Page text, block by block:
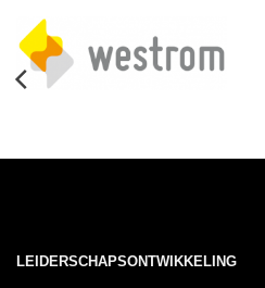
LEIDERSCHAPSONTWIKKELING